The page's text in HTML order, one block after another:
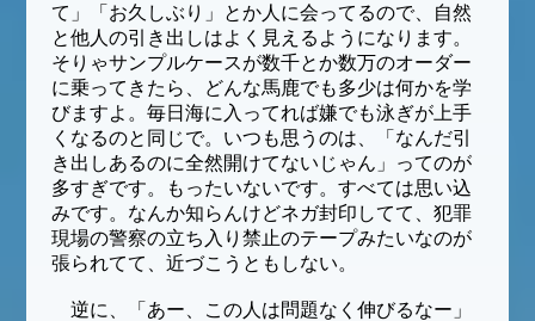
て」「お久しぶり」とか人に会ってるので、自然
と他人の引き出しはよく見えるようになります。
そりゃサンプルケースが数千とか数万のオーダー
に乗ってきたら、どんな馬鹿でも多少は何かを学
びますよ。毎日海に入ってれば嫌でも泳ぎが上手
くなるのと同じで。いつも思うのは、「なんだ引
き出しあるのに全然開けてないじゃん」ってのが
多すぎです。もったいないです。すべては思い込
みです。なんか知らんけどネガ封印してて、犯罪
現場の警察の立ち入り禁止のテープみたいなのが
張られてて、近づこうともしない。
逆に、「あー、この人は問題なく伸びるなー」